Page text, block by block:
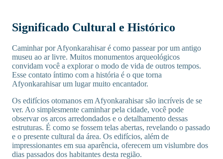
Significado Cultural e Histórico
Caminhar por Afyonkarahisar é como passear por um antigo
museu ao ar livre. Muitos monumentos arqueológicos
convidam você a explorar o modo de vida de outros tempos.
Esse contato íntimo com a história é o que torna
Afyonkarahisar um lugar muito encantador.
Os edifícios otomanos em Afyonkarahisar são incríveis de se
ver. Ao simplesmente caminhar pela cidade, você pode
observar os arcos arredondados e o detalhamento dessas
estruturas. É como se fossem telas abertas, revelando o passado
e o presente cultural da área. Os edifícios, além de
impressionantes em sua aparência, oferecem um vislumbre dos
dias passados dos habitantes desta região.